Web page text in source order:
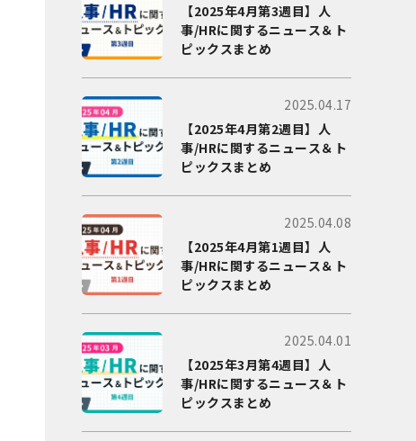
【2025年4月第3週目】人
事/HRに関するニュース＆ト
ピックスまとめ
2025.04.17
【2025年4月第2週目】人
事/HRに関するニュース＆ト
ピックスまとめ
2025.04.08
【2025年4月第1週目】人
事/HRに関するニュース＆ト
ピックスまとめ
2025.04.01
【2025年3月第4週目】人
事/HRに関するニュース＆ト
ピックスまとめ